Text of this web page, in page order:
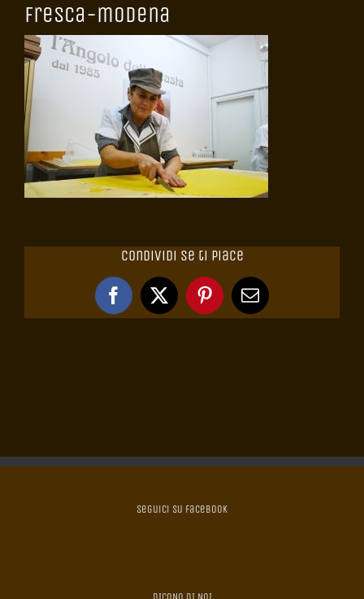
fresca-modena
Condividi se ti piace
Facebook
X PinterestEmail
Seguici su Facebook